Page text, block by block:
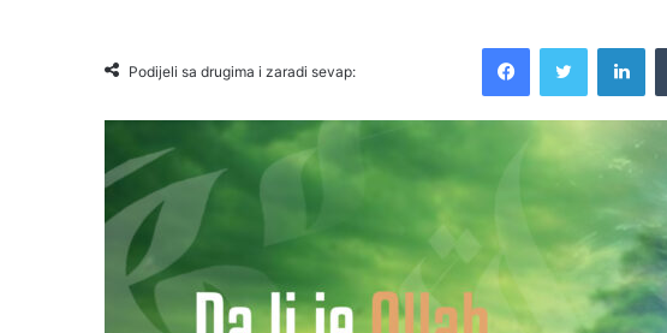
Podijeli sa drugima i zaradi sevap: